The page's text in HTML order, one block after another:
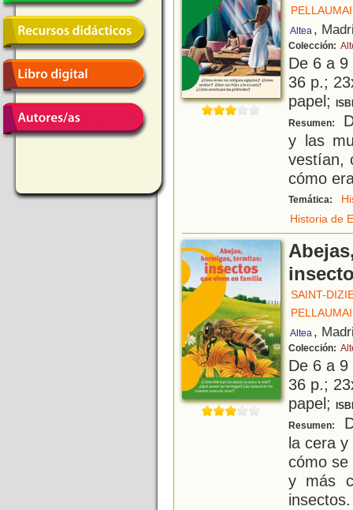
Altea ,
Colección:
De 6 a
36 p.;
papel;
Resumen:
y las
vestían,
cómo
Temática:
Historia de
SAINT-
Altea ,
Colección:
De 6 a
36 p.;
papel;
Resumen:
la cera
cómo se
y más
insectos.